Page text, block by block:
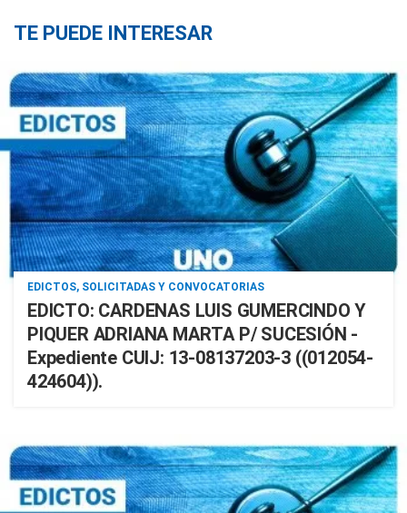
TE PUEDE INTERESAR
EDICTOS, SOLICITADAS Y CONVOCATORIAS
EDICTO: CARDENAS LUIS GUMERCINDO Y
PIQUER ADRIANA MARTA P/ SUCESIÓN -
Expediente CUIJ: 13-08137203-3 ((012054-
424604)).